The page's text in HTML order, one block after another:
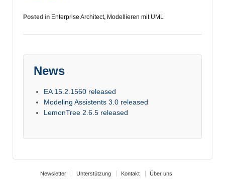
Posted in Enterprise Architect, Modellieren mit UML
News
EA 15.2.1560 released
Modeling Assistents 3.0 released
LemonTree 2.6.5 released
Newsletter Unterstützung Kontakt
Über uns